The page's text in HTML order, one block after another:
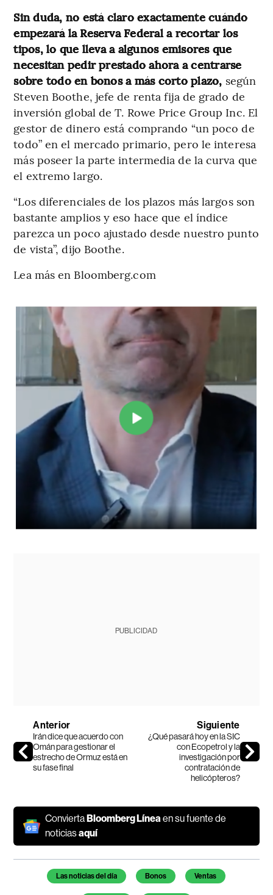
Sin duda, no está claro exactamente cuándo
empezará la Reserva Federal a recortar los
tipos, lo que lleva a algunos emisores que
necesitan pedir prestado ahora a centrarse
sobre todo en bonos a más corto plazo, según
Steven Boothe, jefe de renta fija de grado de
inversión global de T. Rowe Price Group Inc. El
gestor de dinero está comprando “un poco de
todo” en el mercado primario, pero le interesa
más poseer la parte intermedia de la curva que
el extremo largo.
“Los diferenciales de los plazos más largos son
bastante amplios y eso hace que el índice
parezca un poco ajustado desde nuestro punto
de vista”, dijo Boothe.
Lea más en Bloomberg.com
PUBLICIDAD
Anterior
Irán dice que acuerdo con
Omán para gestionar el
estrecho de Ormuz está en
su fase final
Siguiente
¿Qué pasará hoy en la SIC
con Ecopetrol y la
investigación por
contratación de
helicópteros?
Convierta Bloomberg Líneaen su fuente de
noticiasaquí
Temas de este artículo
Las noticias del día Bonos Ventas